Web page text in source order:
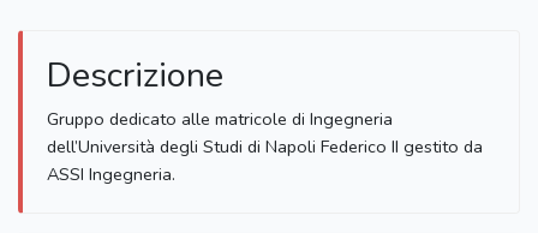
Descrizione
Gruppo dedicato alle matricole di Ingegneria
dell’Università degli Studi di Napoli Federico II gestito da
ASSI Ingegneria.